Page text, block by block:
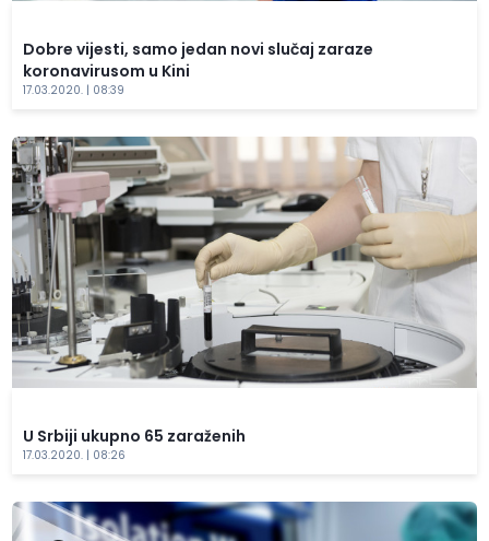
Dobre vijesti, samo jedan novi slučaj zaraze
koronavirusom u Kini
17.03.2020. | 08:39
U Srbiji ukupno 65 zaraženih
17.03.2020. | 08:26